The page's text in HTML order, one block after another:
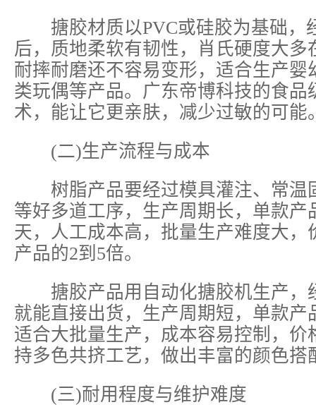
搪胶材质以PVC或硅胶为基础，
后，质地柔软有韧性，肖氏硬度大多
耐摔耐磨还不容易变形，适合生产婴
类玩偶等产品。广东帝博科技的食品
术，能让它更亲肤，减少过敏的可能
(二)生产流程与成本
树脂产品要经过模具灌注、常温
等好多道工序，生产周期长，单款产
天，人工成本高，批量生产难度大，
产品的2到5倍。
搪胶产品用自动化搪胶机生产，
就能直接出货，生产周期短，单款产
适合大批量生产，成本容易控制，价
持多色共挤工艺，做出丰富的颜色搭
(三)耐用程度与维护难度